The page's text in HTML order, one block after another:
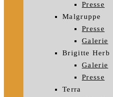
Presse
Malgruppe
Presse
Galerie
Brigitte Herb
Galerie
Presse
Terra